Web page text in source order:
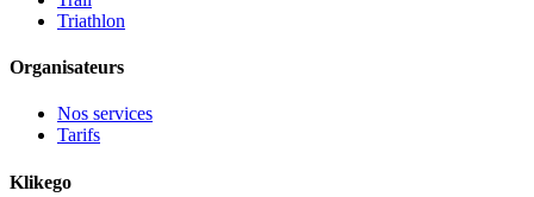
Triathlon
Organisateurs
Nos services
Tarifs
Klikego